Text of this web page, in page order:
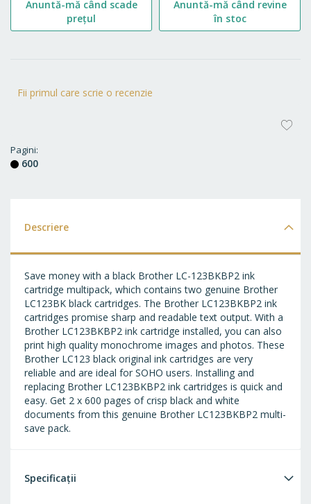
Fii primul care scrie o recenzie
Pagini
600
Anuntă-mă când scade
prețul
Anuntă-mă când revine
în stoc
Descriere
Save money with a black Brother LC-123BKBP2 ink
cartridge multipack, which contains two genuine Brother
LC123BK black cartridges. The Brother LC123BKBP2 ink
cartridges promise sharp and readable text output. With a
Brother LC123BKBP2 ink cartridge installed, you can also
print high quality monochrome images and photos. These
Brother LC123 black original ink cartridges are very
reliable and are ideal for SOHO users. Installing and
replacing Brother LC123BKBP2 ink cartridges is quick and
easy. Get 2 x 600 pages of crisp black and white
documents from this genuine Brother LC123BKBP2 multi-
save pack.
Specificații